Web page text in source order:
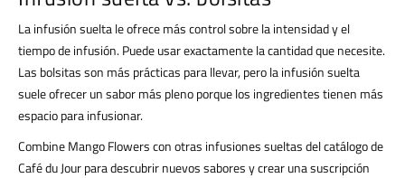
La infusión suelta le ofrece más control sobre la intensidad y el
tiempo de infusión. Puede usar exactamente la cantidad que necesite.
Las bolsitas son más prácticas para llevar, pero la infusión suelta
suele ofrecer un sabor más pleno porque los ingredientes tienen más
espacio para infusionar.
Combine Mango Flowers con otras infusiones sueltas del catálogo de
Café du Jour para descubrir nuevos sabores y crear una suscripción